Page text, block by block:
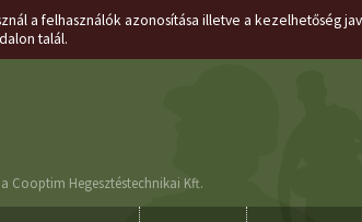
a felhasználók azonosítása illetve a kezelhetőség
talál.
Cooptim Hegesztéstechnikai Kft.